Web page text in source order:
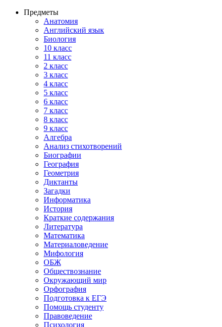
Предметы
Анатомия
Английский язык
Биология
10 класс
11 класс
2 класс
3 класс
4 класс
5 класс
6 класс
7 класс
8 класс
9 класс
Алгебра
Анализ стихотворений
Биографии
География
Геометрия
Диктанты
Загадки
Информатика
История
Краткие содержания
Литература
Математика
Материаловедение
Мифология
ОБЖ
Обществознание
Окружающий мир
Орфография
Подготовка к ЕГЭ
Помощь студенту
Правоведение
Психология